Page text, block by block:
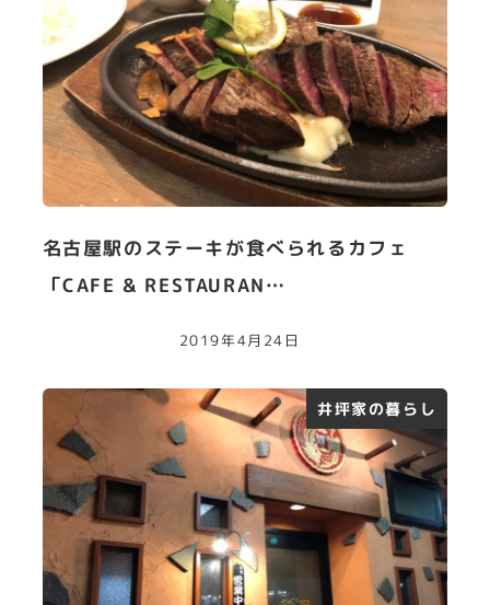
名古屋駅のステーキが食べられるカフェ
「CAFE & RESTAURAN…
2019年4月24日
井坪家の暮らし